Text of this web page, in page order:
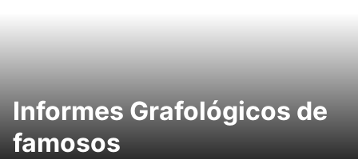
Informes Grafológicos de
famosos